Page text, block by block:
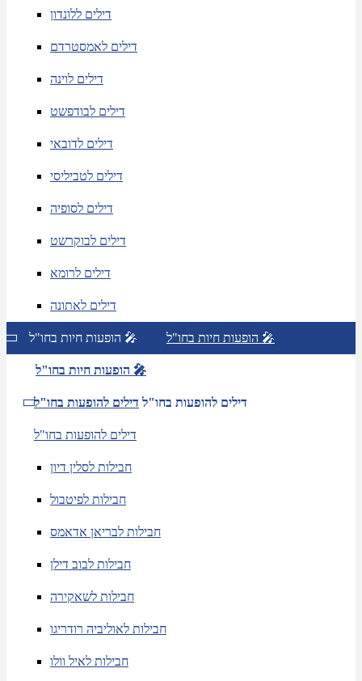
דילים ללונדון
דילים לאמסטרדם
דילים לוינה
דילים לבודפשט
דילים לדובאי
דילים לטביליסי
דילים לסופיה
דילים לבוקרשט
דילים לרומא
דילים לאתונה
הופעות חיות בחו"ל 🎤 הופעות חיות בחו"ל 🎤
הופעות חיות בחו"ל 🎤
דילים להופעות בחו"ל דילים להופעות בחו"ל
דילים להופעות בחו"ל
חבילות לסלין דיון
חבילות לפיטבול
חבילות לבריאן אדאמס
חבילות לבוב דילן
חבילות לשאקירה
חבילות לאוליביה רודריגו
חבילות לאיל וולו